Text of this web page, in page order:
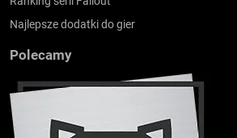
Najlepsze dodatki do gier
Polecamy